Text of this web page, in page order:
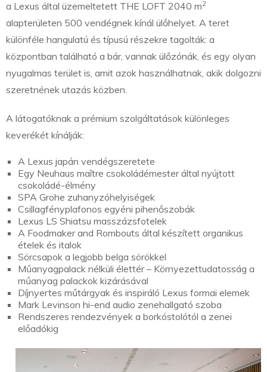
a Lexus által üzemeltetett THE LOFT 2040 m2
alapterületen 500 vendégnek kínál ülőhelyet. A teret
különféle hangulatú és típusú részekre tagolták: a
központban található a bár, vannak ülőzónák, és egy olyan
nyugalmas terület is, amit azok használhatnak, akik dolgozni
szeretnének utazás közben.
A látogatóknak a prémium szolgáltatások különleges
keverékét kínálják:
A Lexus japán vendégszeretete
Egy Neuhaus maître csokoládémester által nyújtott
csokoládé-élmény
SPA Grohe zuhanyzóhelyiségek
Csillagfényplafonos egyéni pihenőszobák
Lexus LS Shiatsu masszázsfotelek
A Foodmaker and Rombouts által készített organikus
ételek és italok
Sörcsapok a legjobb belga sörökkel
Műanyagpalack nélküli élettér – Környezettudatosság a
műanyag palackok kizárásával
Díjnyertes műtárgyak és inspiráló Lexus formai elemek
Mark Levinson hi-end audio zenehallgató szoba
Rendszeres rendezvények a borkóstolótól a zenei
előadókig